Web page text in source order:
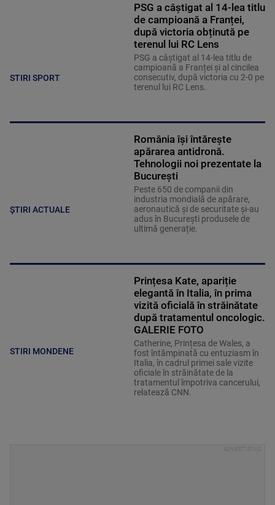
STIRI SPORT
PSG a câștigat al 14-lea titlu
de campioană a Franței,
după victoria obținută pe
terenul lui RC Lens
PSG a câștigat al 14-lea titlu de
campioană a Franței și al cincilea
consecutiv, după victoria cu 2-0 pe
terenul lui RC Lens.
ȘTIRI ACTUALE
România își întărește
apărarea antidronă.
Tehnologii noi prezentate la
București
Peste 650 de companii din
industria mondială de apărare,
aeronautică și de securitate și-au
adus în București produsele de
ultimă generație.
STIRI MONDENE
Prințesa Kate, apariție
elegantă în Italia, în prima
vizită oficială în străinătate
după tratamentul oncologic.
GALERIE FOTO
Catherine, Prințesa de Wales, a
fost întâmpinată cu entuziasm în
Italia, în cadrul primei sale vizite
oficiale în străinătate de la
tratamentul împotriva cancerului,
relatează CNN.